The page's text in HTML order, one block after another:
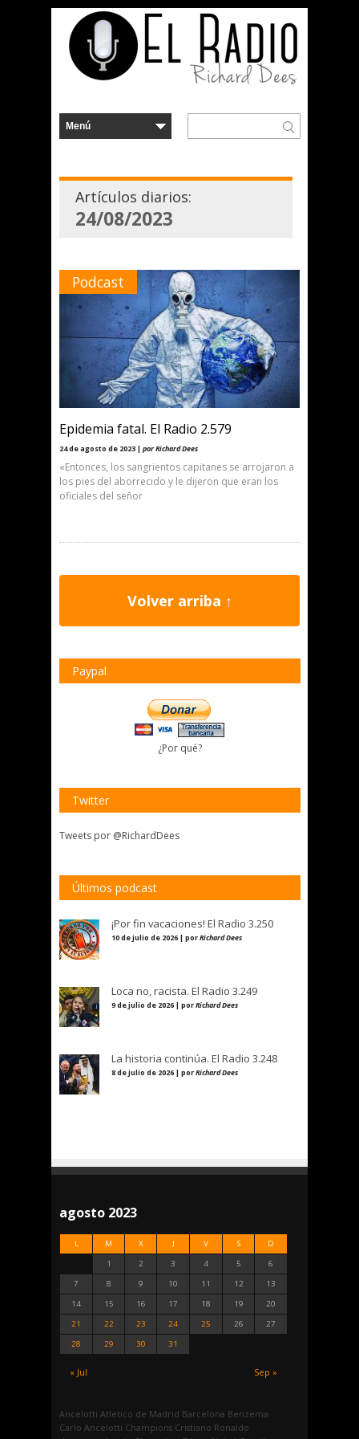
Artículos diarios:
24/08/2023
Podcast
Epidemia fatal. El Radio 2.579
24 de agosto de 2023 | por Richard Dees
«Entonces, los sangrientos capitanes se arrojaron a
los pies del aborrecido y le dijeron que eran los
oficiales del señor
Volver arriba ↑
Paypal
¿Por qué?
Twitter
Tweets por @RichardDees
Últimos podcast
¡Por fin vacaciones! El Radio 3.250
10 de julio de 2026 | porRichard Dees
Loca no, racista. El Radio 3.249
9 de julio de 2026 | porRichard Dees
La historia continúa. El Radio 3.248
8 de julio de 2026 | porRichard Dees
agosto 2023
L M X J V S D
« Jul Sep »
1 2 3 4 5
6
7
8 9 10 11 12
13
14
15 16 17 18 19
20
21
22 23 24 25 26
27
28
29 30 31
Ancelotti Atletico de Madrid Barcelona Benzema
Carlo Ancelotti Champions Cristiano Ronaldo